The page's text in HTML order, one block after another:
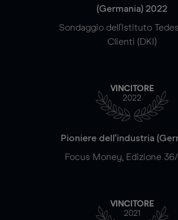
(Germania) 2022
Sondaggio dell'Istituto
Clienti (DKI)
VINCITORE
2022
Pioniere dell'industria
Focus Money, Edizione
VINCITORE
2021